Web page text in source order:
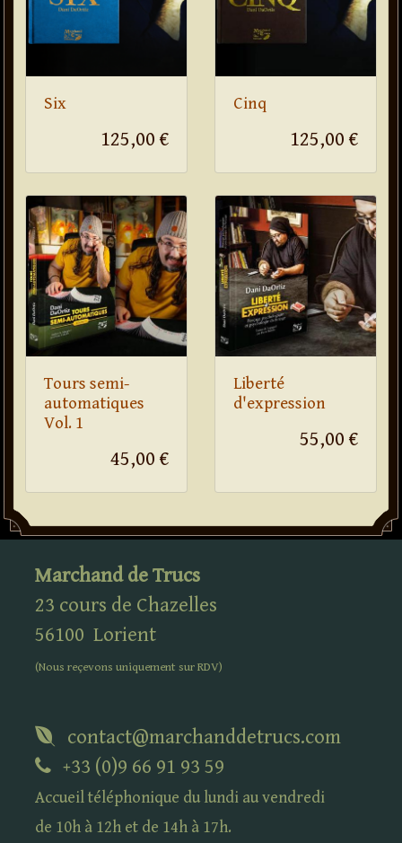
Six
125,00 €
Cinq
125,00 €
Tours semi-
automatiques
Vol. 1
45,00 €
Liberté
d'expression
55,00 €
Marchand de Trucs
23 cours de Chazelles
56100 Lorient
(Nous reçevons uniquement surRDV)
contact@marchanddetrucs.com
+33 (0)9 66 91 93 59
Accueil téléphonique du lundi au vendredi
de 10h à 12h et de 14h à 17h.